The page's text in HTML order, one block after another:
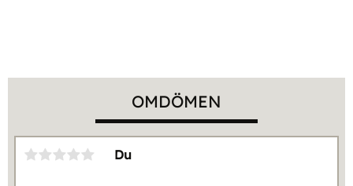
OMDÖMEN
Du